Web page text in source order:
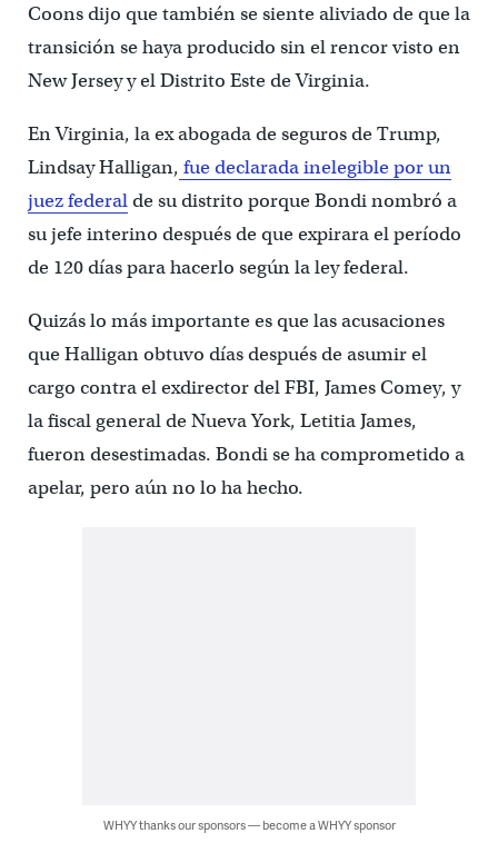
Coons dijo que también se siente aliviado de que la
transición se haya producido sin el rencor visto en
New Jersey y el Distrito Este de Virginia.
En Virginia, la ex abogada de seguros de Trump,
Lindsay Halligan, fue declarada inelegible por un
juez federalde su distrito porque Bondi nombró a
su jefe interino después de que expirara el período
de 120 días para hacerlo según la ley federal.
Quizás lo más importante es que las acusaciones
que Halligan obtuvo días después de asumir el
cargo contra el exdirector del FBI, James Comey, y
la fiscal general de Nueva York, Letitia James,
fueron desestimadas. Bondi se ha comprometido a
apelar, pero aún no lo ha hecho.
WHYY thanks our sponsors — become a WHYY sponsor